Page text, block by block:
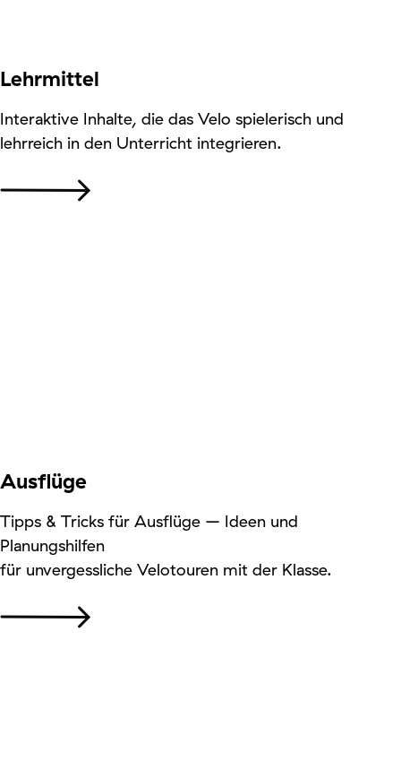
Lehrmittel
Interaktive Inhalte, die das Velo spielerisch und
lehrreich in den Unterricht integrieren.
Ausflüge
Tipps & Tricks für Ausflüge – Ideen und
Planungshilfen
für unvergessliche Velotouren mit der Klasse.